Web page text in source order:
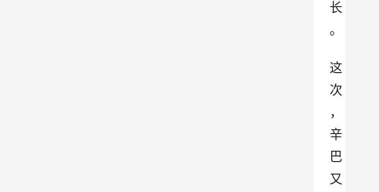
长
。
这
次
，
辛
巴
又